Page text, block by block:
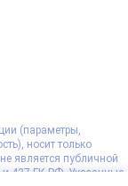
(параметры,
носит только
является публичной
437 ГК РФ. Указанные